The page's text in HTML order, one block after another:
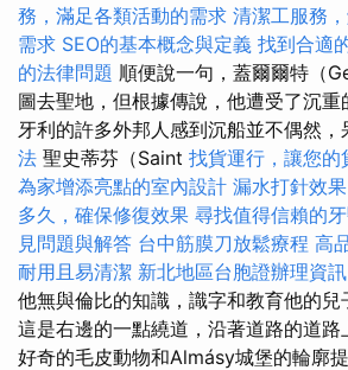
務，滿足各類活動的需求 清潔工服務
需求 SEO的基本概念與定義 找到合適
的法律問題 順便說一句，蓋爾爾特（
圖去聖地，但根據傳說，他遭受了沉
牙利的許多外邦人感到沉船並不偶然，
法 聖史蒂芬（Saint 找貨運行，讓您的
為家增添亮點的室內設計 漏水打針效
多久，確保修復效果 尋找值得信賴的
見問題與解答 台中筋膜刀放鬆療程 高
耐用且易清潔 新北地區台胞證辦理資訊
他無與倫比的知識，識字和教育他的兒
這是右邊的一點繞道，沿著道路的道路
好奇的毛皮動物和Almásy城堡的輪廓